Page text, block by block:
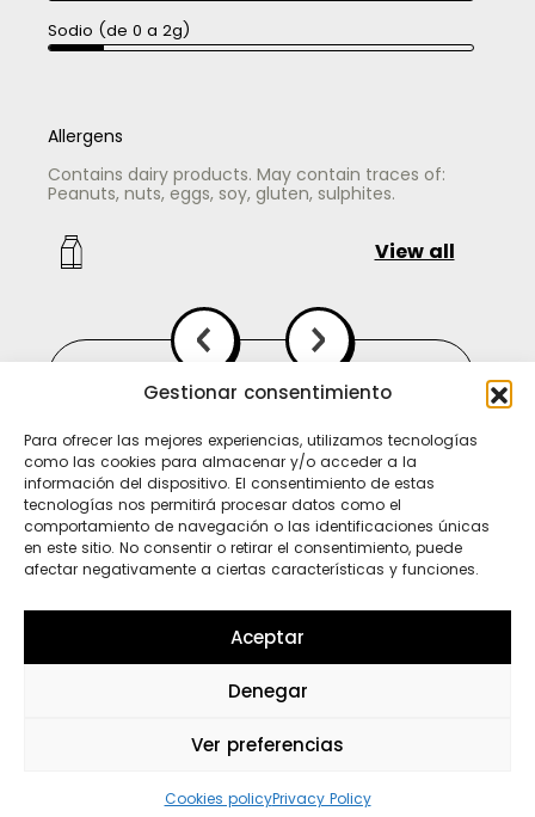
Gestionar consentimiento
Para ofrecer las mejores experiencias, utilizamos tecnologías
como las cookies para almacenar y/o acceder a la
información del dispositivo. El consentimiento de estas
tecnologías nos permitirá procesar datos como el
comportamiento de navegación o las identificaciones únicas
en este sitio. No consentir o retirar el consentimiento, puede
afectar negativamente a ciertas características y funciones.
Aceptar
Denegar
Ver preferencias
Cookies policyPrivacy Policy
Sodio (de 0 a 2g)
Allergens
Contains dairy products. May contain traces of:
Peanuts, nuts, eggs, soy, gluten, sulphites.
View all
loco sin polo ni polo sin loco-